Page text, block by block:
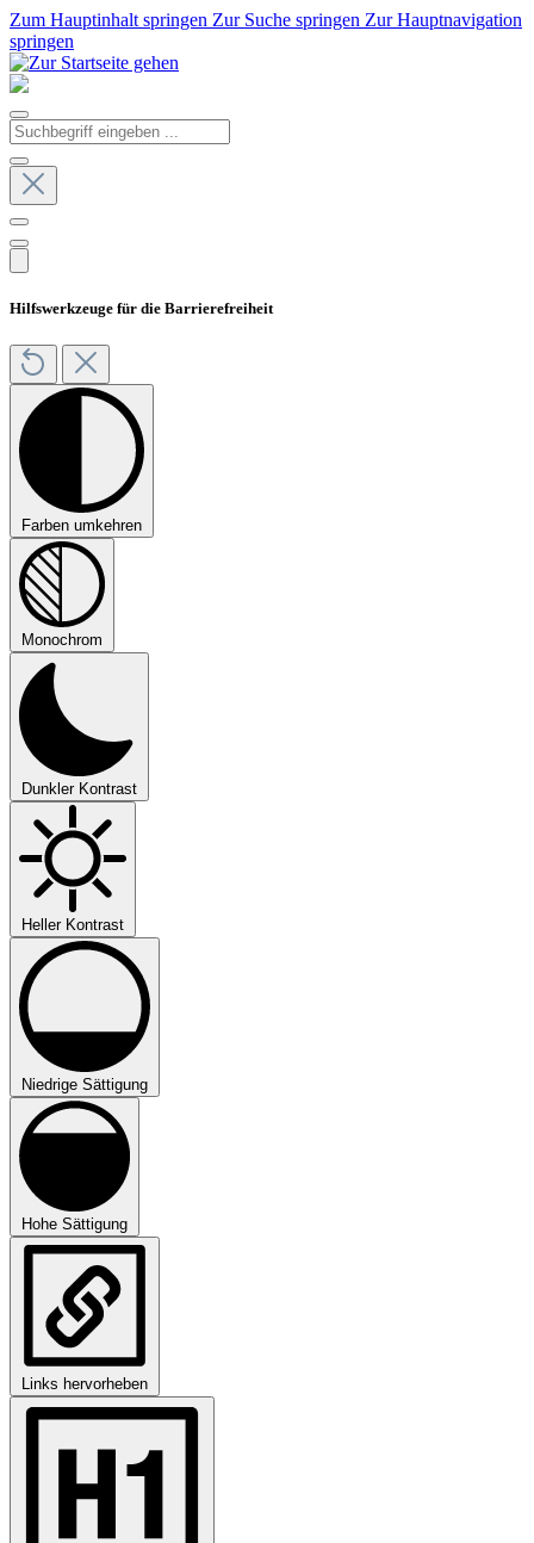
Zum Hauptinhalt springen Zur Suche springen Zur Hauptnavigation
springen
Hilfswerkzeuge für die Barrierefreiheit
Farben umkehren
Monochrom
Dunkler Kontrast
Heller Kontrast
Niedrige Sättigung
Hohe Sättigung
Links hervorheben